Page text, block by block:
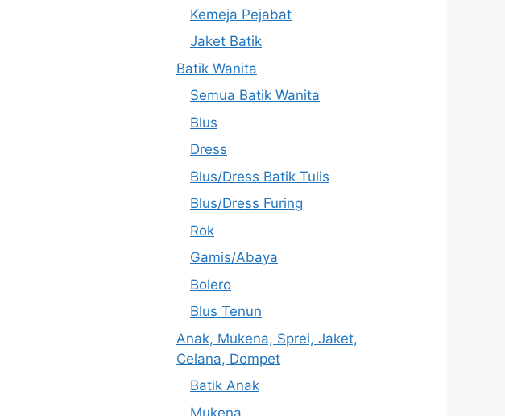
Kemeja Pejabat
Jaket Batik
Batik Wanita
Semua Batik Wanita
Blus
Dress
Blus/Dress Batik Tulis
Blus/Dress Furing
Rok
Gamis/Abaya
Bolero
Blus Tenun
Anak, Mukena, Sprei, Jaket,
Celana, Dompet
Batik Anak
Mukena